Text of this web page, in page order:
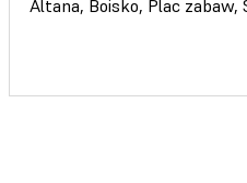
Altana, Boisko, Plac zabaw,